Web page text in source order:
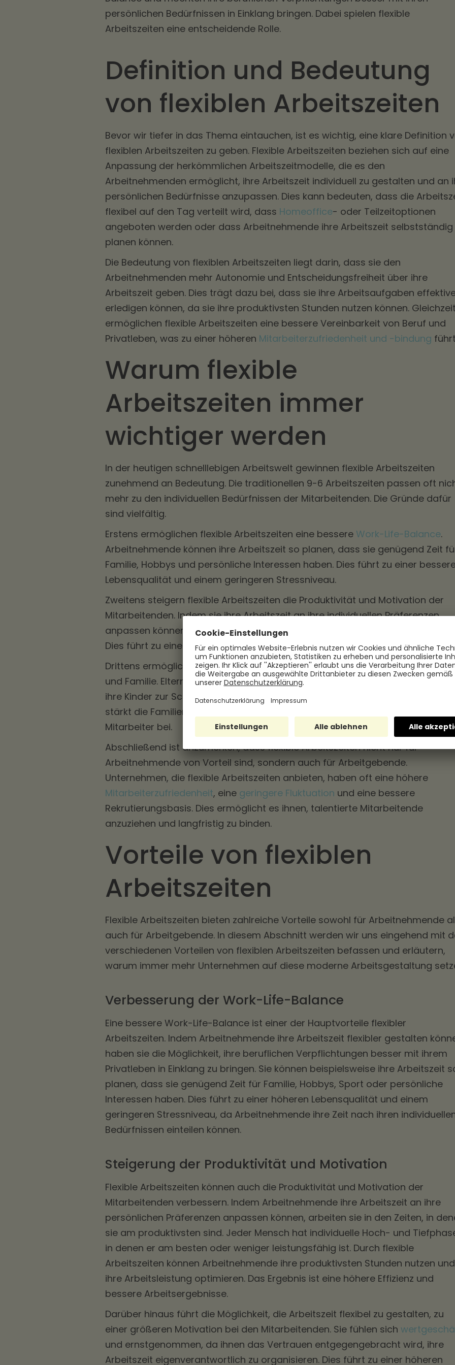
persönlichen Bedürfnissen in Einklang bringen. Dabei spielen flexible
Arbeitszeiten eine entscheidende Rolle.
Definition und Bedeutung
von flexiblen Arbeitszeiten
Bevor wir tiefer in das Thema eintauchen, ist es wichtig, eine klare Definition
flexiblen Arbeitszeiten zu geben. Flexible Arbeitszeiten beziehen sich auf eine
Anpassung der herkömmlichen Arbeitszeitmodelle, die es den
Arbeitnehmenden ermöglicht, ihre Arbeitszeit individuell zu gestalten und an
persönlichen Bedürfnisse anzupassen. Dies kann bedeuten, dass die
flexibel auf den Tag verteilt wird, dass Homeoffice- oder Teilzeitoptionen
angeboten werden oder dass Arbeitnehmende ihre Arbeitszeit selbstständig
planen können.
Die Bedeutung von flexiblen Arbeitszeiten liegt darin, dass sie den
Arbeitnehmenden mehr Autonomie und Entscheidungsfreiheit über ihre
Arbeitszeit geben. Dies trägt dazu bei, dass sie ihre Arbeitsaufgaben
erledigen können, da sie ihre produktivsten Stunden nutzen können.
ermöglichen flexible Arbeitszeiten eine bessere Vereinbarkeit von Beruf und
Privatleben, was zu einer höheren Mitarbeiterzufriedenheit und -bindung
Warum flexible
Arbeitszeiten immer
wichtiger werden
In der heutigen schnelllebigen Arbeitswelt gewinnen flexible Arbeitszeiten
zunehmend an Bedeutung. Die traditionellen 9-6 Arbeitszeiten passen oft
mehr zu den individuellen Bedürfnissen der Mitarbeitenden. Die Gründe dafür
sind vielfältig.
Erstens ermöglichen flexible Arbeitszeiten eine bessere Work-Life-Balance.
Arbeitnehmende können ihre Arbeitszeit so planen, dass sie genügend Zeit
Familie, Hobbys und persönliche Interessen haben. Dies führt zu einer
Lebensqualität und einem geringeren Stressniveau.
Zweitens steigern flexible Arbeitszeiten die Produktivität und Motivation der
Mitarbeitenden. Indem sie ihre Arbeitszeit an ihre individuellen Präferenzen
anpassen können, arbeiten sie in den Zeiten, in denen sie am produktivsten
Dies führt zu einer höheren Effizienz und besseren Arbeitsergebnissen.
Drittens ermöglichen flexible Arbeitszeiten eine bessere Vereinbarkeit von
und Familie. Eltern können beispielsweise ihre Arbeitszeit so gestalten, dass sie
ihre Kinder zur Schule bringen oder nachmittags für sie da sein können. Dies
stärkt die Familienbindung und trägt zur allgemeinen Zufriedenheit der
Mitarbeiter bei.
Abschließend ist anzumerken, dass flexible Arbeitszeiten nicht nur für
Arbeitnehmende von Vorteil sind, sondern auch für Arbeitgebende.
Unternehmen, die flexible Arbeitszeiten anbieten, haben oft eine höhere
Mitarbeiterzufriedenheit, eine geringere Fluktuation und eine bessere
Rekrutierungsbasis. Dies ermöglicht es ihnen, talentierte Mitarbeitende
anzuziehen und langfristig zu binden.
Vorteile von flexiblen
Arbeitszeiten
Flexible Arbeitszeiten bieten zahlreiche Vorteile sowohl für Arbeitnehmende
auch für Arbeitgebende. In diesem Abschnitt werden wir uns eingehend mit
verschiedenen Vorteilen von flexiblen Arbeitszeiten befassen und erläutern,
warum immer mehr Unternehmen auf diese moderne Arbeitsgestaltung
Verbesserung der Work-Life-Balance
Eine bessere Work-Life-Balance ist einer der Hauptvorteile flexibler
Arbeitszeiten. Indem Arbeitnehmende ihre Arbeitszeit flexibler gestalten
haben sie die Möglichkeit, ihre beruflichen Verpflichtungen besser mit ihrem
Privatleben in Einklang zu bringen. Sie können beispielsweise ihre Arbeitszeit
planen, dass sie genügend Zeit für Familie, Hobbys, Sport oder persönliche
Interessen haben. Dies führt zu einer höheren Lebensqualität und einem
geringeren Stressniveau, da Arbeitnehmende ihre Zeit nach ihren
Bedürfnissen einteilen können.
Steigerung der Produktivität und Motivation
Flexible Arbeitszeiten können auch die Produktivität und Motivation der
Mitarbeitenden verbessern. Indem Arbeitnehmende ihre Arbeitszeit an ihre
persönlichen Präferenzen anpassen können, arbeiten sie in den Zeiten, in
sie am produktivsten sind. Jeder Mensch hat individuelle Hoch- und
in denen er am besten oder weniger leistungsfähig ist. Durch flexible
Arbeitszeiten können Arbeitnehmende ihre produktivsten Stunden nutzen und
ihre Arbeitsleistung optimieren. Das Ergebnis ist eine höhere Effizienz und
bessere Arbeitsergebnisse.
Darüber hinaus führt die Möglichkeit, die Arbeitszeit flexibel zu gestalten, zu
einer größeren Motivation bei den Mitarbeitenden. Sie fühlen sich
und ernstgenommen, da ihnen das Vertrauen entgegengebracht wird, ihre
Arbeitszeit eigenverantwortlich zu organisieren. Dies führt zu einer höheren